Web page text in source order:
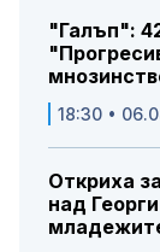
"Галъп":
18:30 •
Откриха
над